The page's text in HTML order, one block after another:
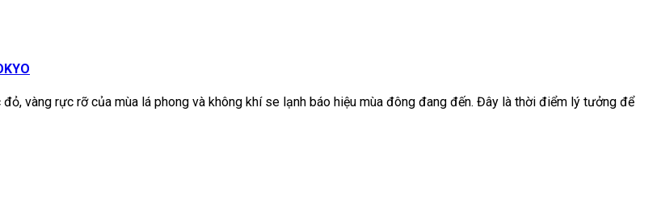
vàng rực rỡ của mùa lá phong và không khí se lạnh báo hiệu mùa đông đang đến. Đây là thời điểm lý tưởng để